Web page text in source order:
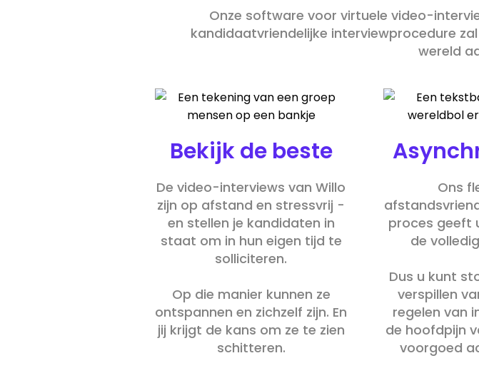
Onze software voor virtuele video-
kandidaatvriendelijke interviewprocedure
wereld
Bekijk de beste
De video-interviews van Willo
zijn op afstand en stressvrij -
en stellen je kandidaten in
staat om in hun eigen tijd te
solliciteren.
Op die manier kunnen ze
ontspannen en zichzelf zijn. En
jij krijgt de kans om ze te zien
schitteren.
Ons
proces geeft
de
Dus u kunt
verspillen
regelen van
de hoofdpijn
voorgoed